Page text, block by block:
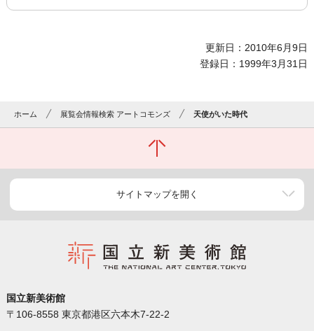
更新日：2010年6月9日
登録日：1999年3月31日
ホーム 展覧会情報検索 アートコモンズ 天使がいた時代
サイトマップを開く
国立新美術館
〒106-8558 東京都港区六本木7-22-2